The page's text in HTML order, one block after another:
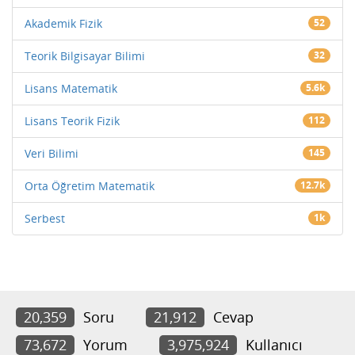
Akademik Fizik 52
Teorik Bilgisayar Bilimi 32
Lisans Matematik 5.6k
Lisans Teorik Fizik 112
Veri Bilimi 145
Orta Öğretim Matematik 12.7k
Serbest 1k
20,359 Soru 21,912
Cevap
73,672
Yorum 3,975,924 Kullanıcı